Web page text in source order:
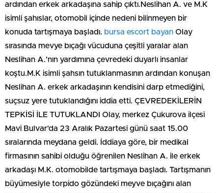
ardından erkek arkadaşına sahip çıktı.Neslihan A. ve M.K
isimli şahıslar, otomobil içinde nedeni bilinmeyen bir
konuda tartışmaya başladı. bursa escort bayan Olay
sırasında mevye bıçağı vücuduna çeşitli yaralar alan
Neslihan A.'nın yardımına çevredeki duyarlı insanlar
koştu.M.K isimli şahsın tutuklanmasının ardından konuşan
Neslihan A. erkek arkadaşının kendisini darp etmediğini,
suçsuz yere tutuklandığını iddia etti. ÇEVREDEKİLERİN
TEPKİSİ İLE TUTUKLANDI Olay, merkez Çukurova ilçesi
Mavi Bulvar'da 23 Aralık Pazartesi günü saat 15.00
sıralarında meydana geldi. İddiaya göre, bir medikal
firmasının sahibi olduğu öğrenilen Neslihan A. ile erkek
arkadaşı M.K. otomobilde tartışmaya başladı. Tartışmanın
büyümesiyle torpido gözündeki meyve bıçağını alan